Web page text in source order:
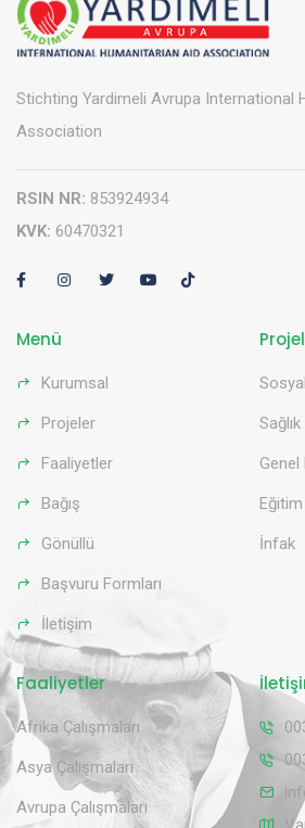
Stichting Yardimeli Avrupa International
Association
RSIN NR: 853924934
KVK: 60470321
Menü
Kurumsal
Projeler
Faaliyetler
Bağış
Gönüllü
Başvuru Formları
İletişim
İnfak
Faaliyetler
Afrika Çalışmaları
Asya Çalışmaları
Avrupa Çalışmaları